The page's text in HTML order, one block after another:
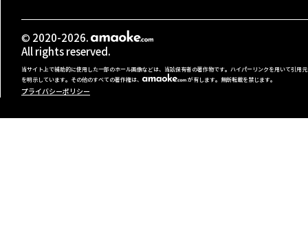
© 2020-2026.
All rights reserved.
当サイト上で補助的に使用した一部のホール画像などは、当該保有者の著作物です。ハイパーリンクを用いて引用元
を明示しています。その他のすべての著作権は、
が有します。無断転載を禁じます。
プライバシーポリシー